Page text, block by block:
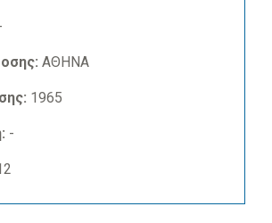
ΑΘΗΝΑ
1965
-